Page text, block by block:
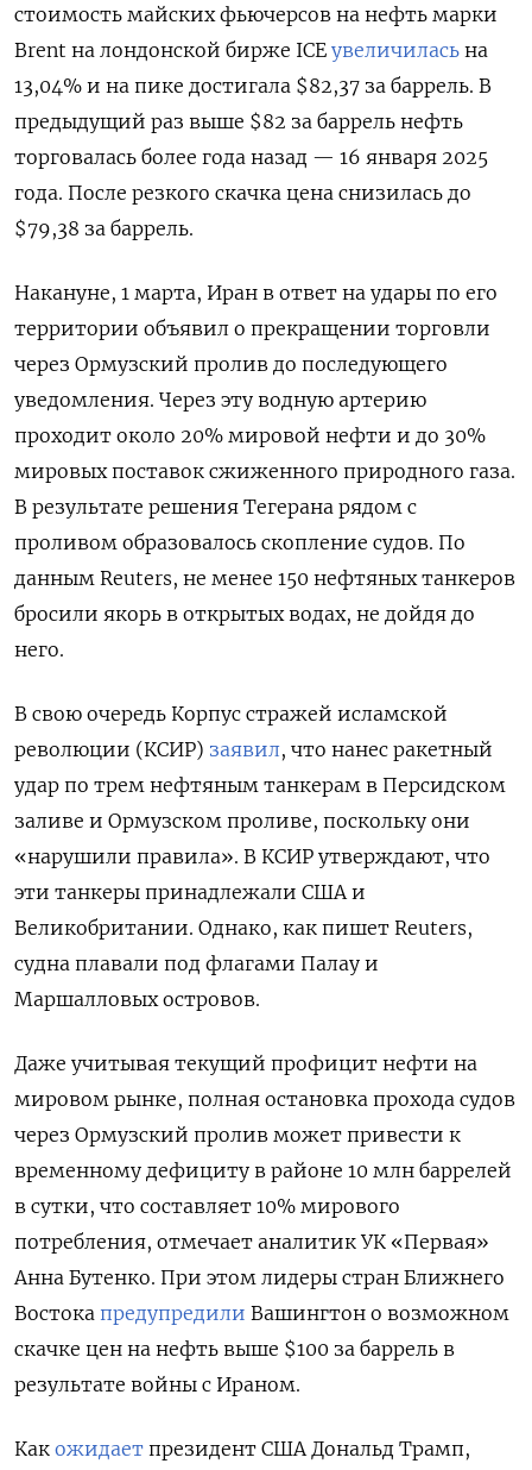
стоимость майских фьючерсов на нефть марки
Brent на лондонской бирже ICE увеличилась на
13,04% и на пике достигала $82,37 за баррель. В
предыдущий раз выше $82 за баррель нефть
торговалась более года назад — 16 января 2025
года. После резкого скачка цена снизилась до
$79,38 за баррель.
Накануне, 1 марта, Иран в ответ на удары по его
территории объявил о прекращении торговли
через Ормузский пролив до последующего
уведомления. Через эту водную артерию
проходит около 20% мировой нефти и до 30%
мировых поставок сжиженного природного газа.
В результате решения Тегерана рядом с
проливом образовалось скопление судов. По
данным Reuters, не менее 150 нефтяных танкеров
бросили якорь в открытых водах, не дойдя до
него.
В свою очередь Корпус стражей исламской
революции (КСИР) заявил, что нанес ракетный
удар по трем нефтяным танкерам в Персидском
заливе и Ормузском проливе, поскольку они
«нарушили правила». В КСИР утверждают, что
эти танкеры принадлежали США и
Великобритании. Однако, как пишет Reuters,
судна плавали под флагами Палау и
Маршалловых островов.
Даже учитывая текущий профицит нефти на
мировом рынке, полная остановка прохода судов
через Ормузский пролив может привести к
временному дефициту в районе 10 млн баррелей
в сутки, что составляет 10% мирового
потребления, отмечает аналитик УК «Первая»
Анна Бутенко. При этом лидеры стран Ближнего
Востока предупредили Вашингтон о возможном
скачке цен на нефть выше $100 за баррель в
результате войны с Ираном.
Как ожидает президент США Дональд Трамп,